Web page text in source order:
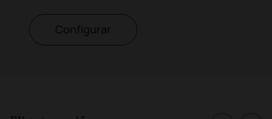
Configurar